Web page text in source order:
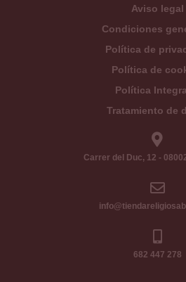
Aviso legal
Condiciones
Política de
Política de
Política
Tratamiento de
Carrer del Duc, 12 -
682 447 278